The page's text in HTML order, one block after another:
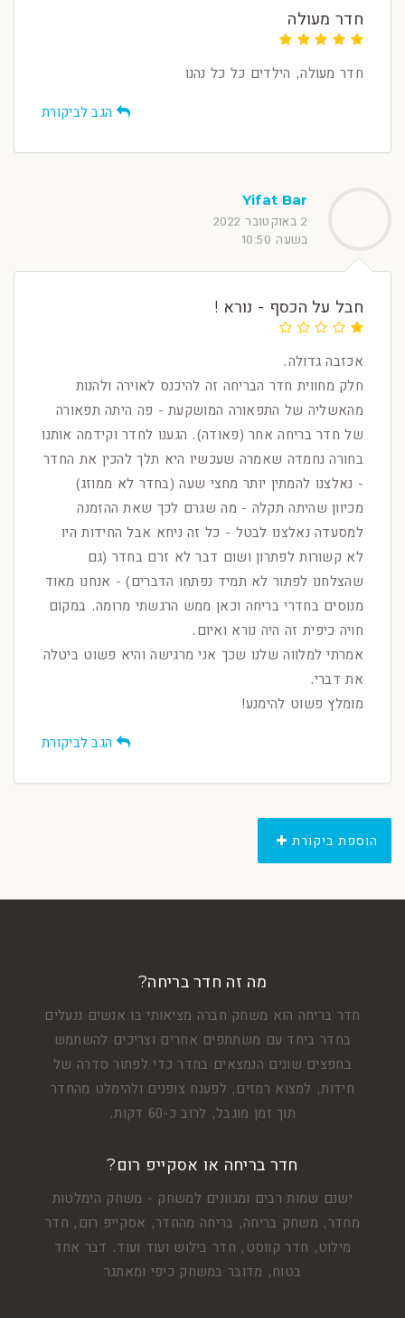
חדר מעולה
חדר מעולה, הילדים כל כל נהנו
הגב לביקורת
Yifat Bar
2 באוקטובר 2022
בשעה 10:50
חבל על הכסף - נורא !
אכזבה גדולה.
חלק מחווית חדר הבריחה זה להיכנס לאוירה ולהנות
מהאשליה של התפאורה המושקעת - פה היתה תפאורה
של חדר בריחה אחר (פאודה). הגענו לחדר וקידמה אותנו
בחורה נחמדה שאמרה שעכשיו היא תלך להכין את החדר
- נאלצנו להמתין יותר מחצי שעה (בחדר לא ממוזג)
מכיוון שהיתה תקלה - מה שגרם לכך שאת ההזמנה
למסעדה נאלצנו לבטל - כל זה ניחא אבל החידות היו
לא קשורות לפתרון ושום דבר לא זרם בחדר (גם
שהצלחנו לפתור לא תמיד נפתחו הדברים) - אנחנו מאוד
מנוסים בחדרי בריחה וכאן ממש הרגשתי מרומה. במקום
חויה כיפית זה היה נורא ואיום.
אמרתי למלווה שלנו שכך אני מרגישה והיא פשוט ביטלה
את דברי.
מומלץ פשוט להימנע!
הגב לביקורת
הוספת ביקורת
מה זה חדר בריחה?
חדר בריחה הוא משחק חברה מציאותי בו אנשים ננעלים
בחדר ביחד עם משתתפים אחרים וצריכים להשתמש
בחפצים שונים הנמצאים בחדר כדי לפתור סדרה של
חידות, למצוא רמזים, לפענח צופנים ולהימלט מהחדר
תוך זמן מוגבל, לרוב כ-60 דקות.
חדר בריחה או אסקייפ רום?
ישנם שמות רבים ומגוונים למשחק - משחק הימלטות
מחדר, משחק בריחה, בריחה מהחדר, אסקייפ רום, חדר
מילוט, חדר קווסט, חדר בילוש ועוד ועוד. דבר אחד
בטוח, מדובר במשחק כיפי ומאתגר